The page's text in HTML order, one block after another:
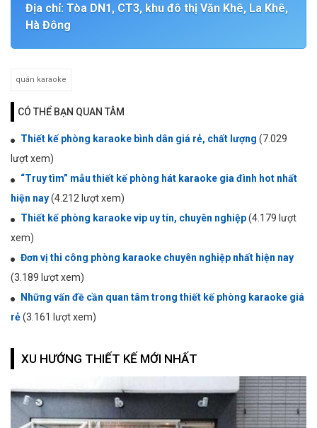
Địa chỉ: Tòa DN1, CT3, khu đô thị Văn Khê, La Khê,
Hà Đông
quán karaoke
CÓ THỂ BẠN QUAN TÂM
Thiết kế phòng karaoke bình dân giá rẻ, chất lượng (7.029
lượt xem)
“Truy tìm” mẫu thiết kế phòng hát karaoke gia đình hot nhất
hiện nay(4.212 lượt xem)
Thiết kế phòng karaoke vip uy tín, chuyên nghiệp(4.179 lượt
xem)
Đơn vị thi công phòng karaoke chuyên nghiệp nhất hiện nay
(3.189 lượt xem)
Những vấn đề cần quan tâm trong thiết kế phòng karaoke giá
rẻ(3.161 lượt xem)
XU HƯỚNG THIẾT KẾ MỚI NHẤT